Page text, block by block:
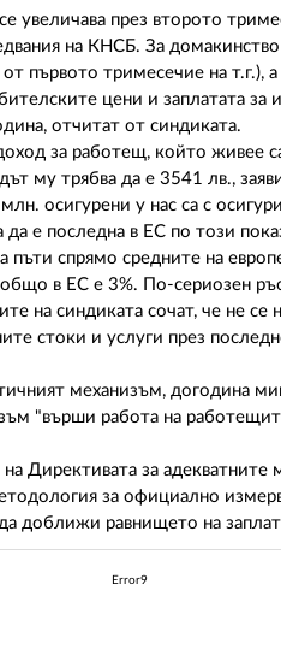
през второто
на КНСБ. За
първото тримесечие на
цени и заплатата
отчитат от синдиката.
за работещ, който живее
му трябва да е 3541 лв.,
осигурени у нас са с
да е последна в ЕС по този
пъти спрямо средните на
в ЕС е 3%. По-сериозен
на синдиката сочат, че не
стоки и услуги през
механизъм, догодина
"върши работа на
Директивата за
за официално
доближи равнището на
Error9